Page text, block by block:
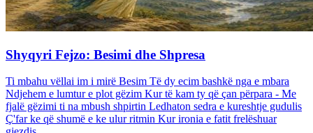
Shyqyri Fejzo: Besimi dhe Shpresa
Ti mbahu vëllai im i mirë Besim Të dy ecim bashkë nga e mbara
Ndjehem e lumtur e plot gëzim Kur të kam ty që çan përpara - Me
fjalë gëzimi ti na mbush shpirtin Ledhaton sedra e kureshtje gudulis
Ç'far ke që shumë e ke ulur ritmin Kur ironia e fatit frelëshuar